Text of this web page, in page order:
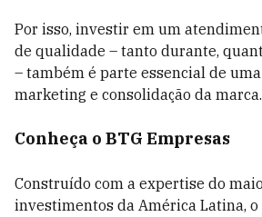
Por isso, investir em um
de qualidade – tanto durante,
– também é parte essencial de
marketing e consolidação da marca.
Conheça o BTG Empresas
Construído com a expertise do
investimentos da América Latina, o